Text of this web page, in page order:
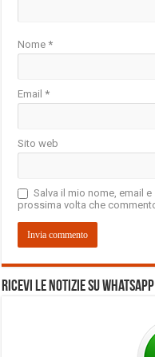
Nome*
Email*
Sito web
Salva il mio nome, email
prossima volta che
Ricevi le notizie su Whatsapp